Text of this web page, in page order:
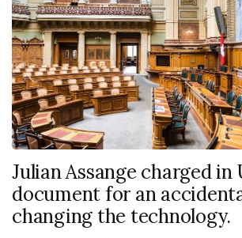
Julian Assange charged in
document for an
changing the technology.